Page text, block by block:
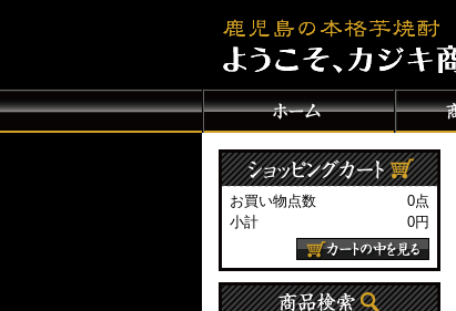
お買い物点数
0点
小計
0円
カートの中を見る